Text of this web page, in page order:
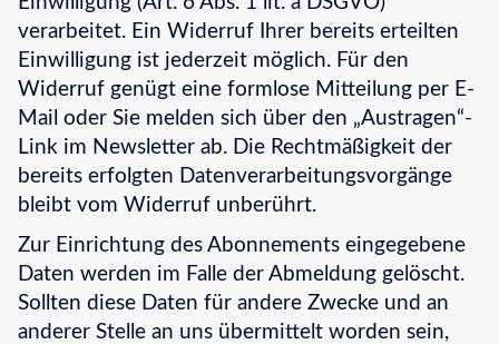
verarbeitet. Ein Widerruf Ihrer bereits erteilten
Einwilligung ist jederzeit möglich. Für den
Widerruf genügt eine formlose Mitteilung per E-
Mail oder Sie melden sich über den „Austragen“-
Link im Newsletter ab. Die Rechtmäßigkeit der
bereits erfolgten Datenverarbeitungsvorgänge
bleibt vom Widerruf unberührt.
Zur Einrichtung des Abonnements eingegebene
Daten werden im Falle der Abmeldung gelöscht.
Sollten diese Daten für andere Zwecke und an
anderer Stelle an uns übermittelt worden sein,